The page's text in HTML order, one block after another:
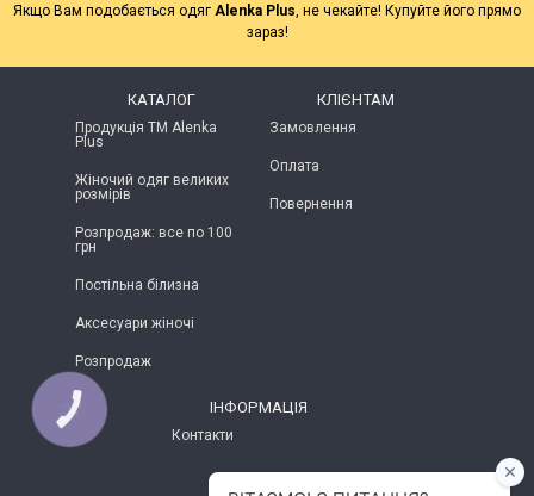
Якщо Вам подобається одяг Alenka Plus , не чекайте! Купуйте його прямо
зараз!
КАТАЛОГ
Продукція ТМ Alenka
Plus
Жіночий одяг великих
розмірів
Розпродаж: все по 100
грн
Постільна білизна
Аксесуари жіночі
Розпродаж
КЛІЄНТАМ
Замовлення
Оплата
Повернення
ІНФОРМАЦІЯ
Контакти
КНОПКА
ЗВ'ЯЗКУ